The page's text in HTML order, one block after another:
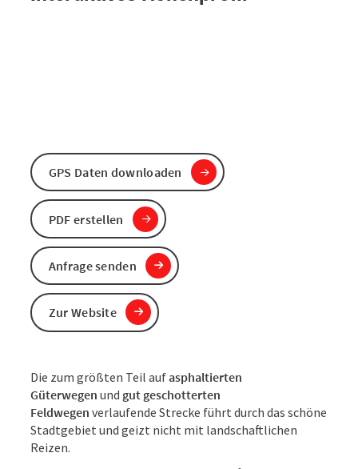
Die zum größten Teil aufasphaltierten
Güterwegen und gut geschotterten
Feldwegen verlaufende Strecke führt durch das schöne
Stadtgebiet und geizt nicht mit landschaftlichen
Reizen.
GPS Daten downloaden
PDF erstellen
Anfrage senden
Zur Website